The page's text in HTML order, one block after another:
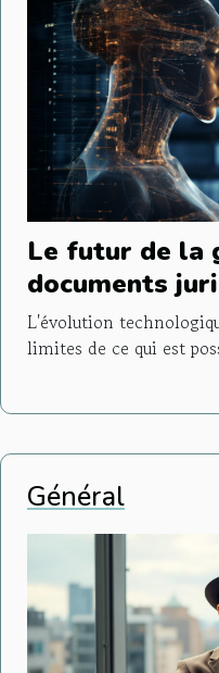
Le futur de la
documents
l'intelligence
L'évolution
limites de ce qui est
Général